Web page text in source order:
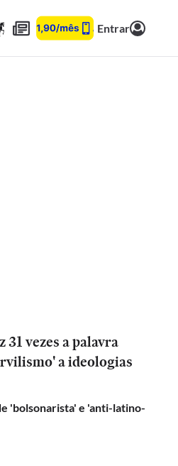
Entrar
vezes a palavra
a ideologias
'bolsonarista' e 'anti-latino-